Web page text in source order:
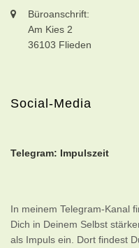
Büroanschrift:
Am Kies 2
36103 Flieden
Social-Media
Telegram: Impulszeit
In meinem Telegram-Kanal
Dich in Deinem Selbst
als Impuls ein. Dort findest